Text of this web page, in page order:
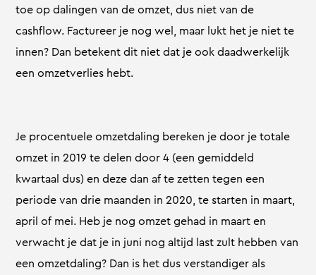
toe op dalingen van de omzet, dus niet van de
cashflow. Factureer je nog wel, maar lukt het je niet te
innen? Dan betekent dit niet dat je ook daadwerkelijk
een omzetverlies hebt.
Je procentuele omzetdaling bereken je door je totale
omzet in 2019 te delen door 4 (een gemiddeld
kwartaal dus) en deze dan af te zetten tegen een
periode van drie maanden in 2020, te starten in maart,
april of mei. Heb je nog omzet gehad in maart en
verwacht je dat je in juni nog altijd last zult hebben van
een omzetdaling? Dan is het dus verstandiger als